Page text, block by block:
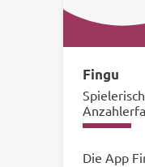
Fingu
Die App